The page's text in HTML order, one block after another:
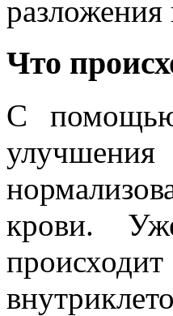
разложения
Что
С помощью
крови.